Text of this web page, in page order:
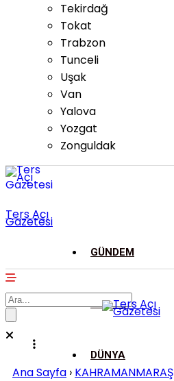
Tekirdağ
Tokat
Trabzon
Tunceli
Uşak
Van
Yalova
Yozgat
Zonguldak
Ters Açı
Gazetesi
GÜNDEM
ASAYİŞ
DÜNYA
Ana Sayfa › KAHRAMANMARAŞ